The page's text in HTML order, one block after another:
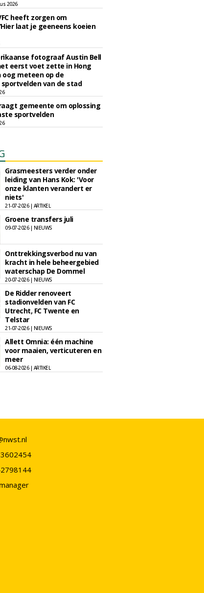
2026
heeft zorgen om
laat je geeneens koeien
fotograaf Austin Bell
eerst voet zette in Hong
oog meteen op de
van de stad
gemeente om oplossing
sportvelden
Grasmeesters verder onder
leiding van Hans Kok: 'Voor
onze klanten verandert er
niets'
21-07-2026 | ARTIKEL
Groene transfers juli
09-07-2026 | NIEUWS
Onttrekkingsverbod nu van
kracht in hele beheergebied
waterschap De Dommel
20-07-2026 | NIEUWS
De Ridder renoveert
stadionvelden van FC
Utrecht, FC Twente en
Telstar
21-07-2026 | NIEUWS
Allett Omnia: één machine
voor maaien, verticuteren en
meer
06-08-2026 | ARTIKEL